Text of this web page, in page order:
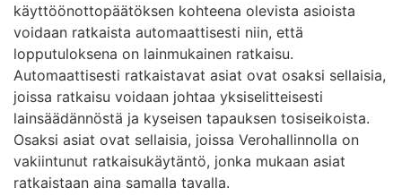
käyttöönottopäätöksen kohteena olevista asioista
voidaan ratkaista automaattisesti niin, että
lopputuloksena on lainmukainen ratkaisu.
Automaattisesti ratkaistavat asiat ovat osaksi sellaisia,
joissa ratkaisu voidaan johtaa yksiselitteisesti
lainsäädännöstä ja kyseisen tapauksen tosiseikoista.
Osaksi asiat ovat sellaisia, joissa Verohallinnolla on
vakiintunut ratkaisukäytäntö, jonka mukaan asiat
ratkaistaan aina samalla tavalla.